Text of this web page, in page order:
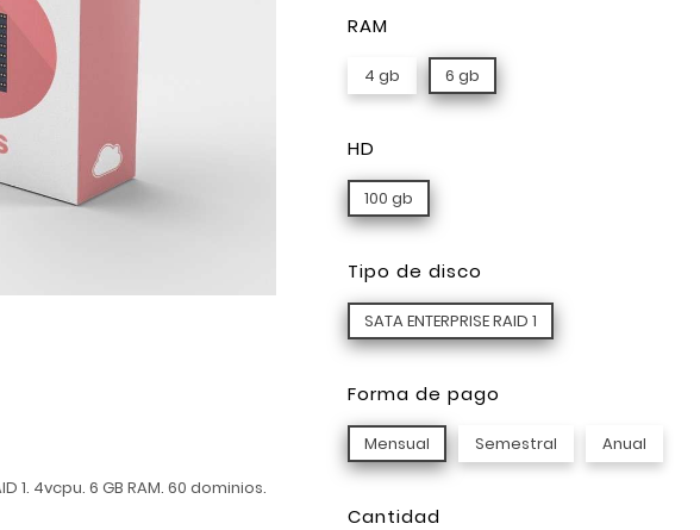
1. 4vcpu. 6 GB RAM. 60 dominios.
RAM
4 gb 6 gb
HD
100 gb
Tipo de disco
SATA ENTERPRISE RAID 1
Forma de pago
Mensual Semestral Anual
Cantidad